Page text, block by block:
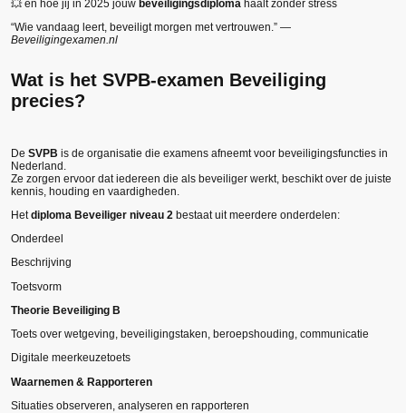
💥 en hoe jij in 2025 jouw beveiligingsdiploma haalt zonder stress
“Wie vandaag leert, beveiligt morgen met vertrouwen.” —
Beveiligingexamen.nl
Wat is het SVPB-examen Beveiliging
precies?
De SVPB is de organisatie die examens afneemt voor beveiligingsfuncties in
Nederland.
Ze zorgen ervoor dat iedereen die als beveiliger werkt, beschikt over de juiste
kennis, houding en vaardigheden.
Hetdiploma Beveiliger niveau 2 bestaat uit meerdere onderdelen:
Onderdeel
Beschrijving
Toetsvorm
Theorie Beveiliging B
Toets over wetgeving, beveiligingstaken, beroepshouding, communicatie
Digitale meerkeuzetoets
Waarnemen & Rapporteren
Situaties observeren, analyseren en rapporteren